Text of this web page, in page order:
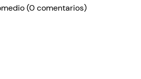
(0 comentarios)